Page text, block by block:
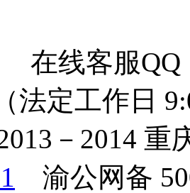
在线客服QQ
法定工作日
－2014
渝公网备